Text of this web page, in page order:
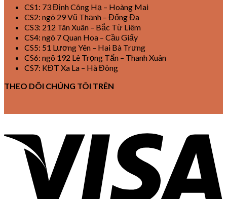
CS1: 73 Định Công Hạ – Hoàng Mai
CS2: ngõ 29 Vũ Thạnh – Đống Đa
CS3: 212 Tân Xuân – Bắc Từ Liêm
CS4: ngõ 7 Quan Hoa – Cầu Giấy
CS5: 51 Lương Yên – Hai Bà Trưng
CS6: ngõ 192 Lê Trọng Tấn – Thanh Xuân
CS7: KĐT Xa La – Hà Đông
THEO DÕI CHÚNG TÔI TRÊN